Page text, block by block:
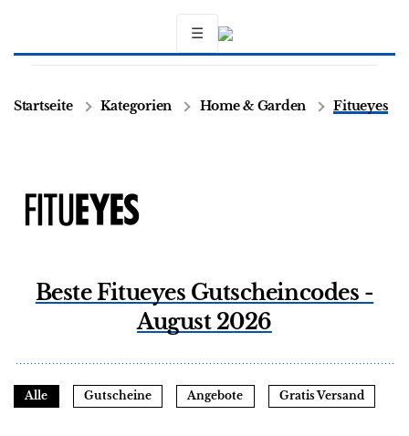
☰
Startseite Kategorien Home & Garden Fitueyes
Beste Fitueyes Gutscheincodes -
August 2026
Alle Gutscheine Angebote Gratis Versand